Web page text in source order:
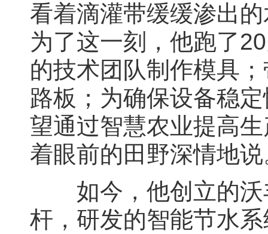
看着滴灌带缓缓渗出
为了这一刻，他跑了
的技术团队制作模具
路板；为确保设备稳
望通过智慧农业提高
着眼前的田野深情地
如今，他创立的沃
杆，研发的智能节水